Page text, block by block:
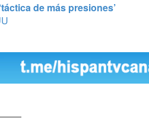
de más presiones’
U